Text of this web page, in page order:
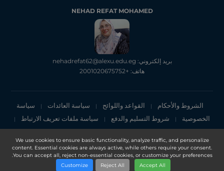
We use cookies to ensure basic functionality, analyze traffic, and personalize
content. Essential cookies are always active, while others require your consent.
You can accept all, reject non-essential cookies, or customize your preferences.
Accept All
Reject All
Customize
NEHAD REFAT MOHAMED
بريد إلكتروني: nehadrefat62@alexu.edu.eg
هاتف: +2001020675752
الشروط والأحكام | القواعد واللوائح | سياسة العائدات |
سياسة
الخصوصية
| شروط التسليم والدفع | سياسة ملفات تعريف الارتباط |
إشعار الخصوصية
Copyright 2025, DXN Holdings Bhd. 199501033918 (363120-V)